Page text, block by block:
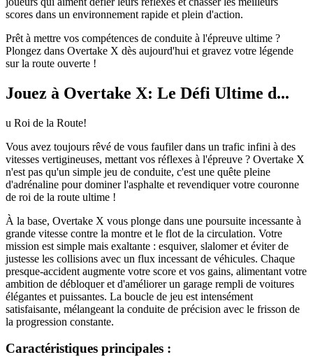
scores dans un environnement rapide et plein d'action.
Prêt à mettre vos compétences de conduite à l'épreuve ultime ?
Plongez dans Overtake X dès aujourd'hui et gravez votre légende
sur la route ouverte !
Jouez à Overtake X: Le Défi Ultime d...
u Roi de la Route!
Vous avez toujours rêvé de vous faufiler dans un trafic infini à des
vitesses vertigineuses, mettant vos réflexes à l'épreuve ? Overtake X
n'est pas qu'un simple jeu de conduite, c'est une quête pleine
d'adrénaline pour dominer l'asphalte et revendiquer votre couronne
de roi de la route ultime !
À la base, Overtake X vous plonge dans une poursuite incessante à
grande vitesse contre la montre et le flot de la circulation. Votre
mission est simple mais exaltante : esquiver, slalomer et éviter de
justesse les collisions avec un flux incessant de véhicules. Chaque
presque-accident augmente votre score et vos gains, alimentant votre
ambition de débloquer et d'améliorer un garage rempli de voitures
élégantes et puissantes. La boucle de jeu est intensément
satisfaisante, mélangeant la conduite de précision avec le frisson de
la progression constante.
Caractéristiques principales :